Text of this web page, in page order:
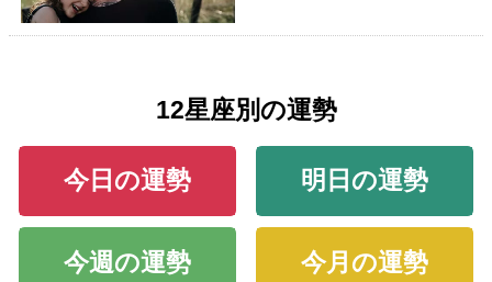
12星座別の運勢
今日の運勢 明日の運勢
今週の運勢 今月の運勢